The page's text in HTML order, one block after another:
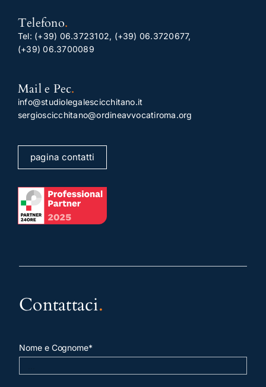
Telefono.
Tel: (+39) 06.3723102, (+39) 06.3720677,
(+39) 06.3700089
Mail e Pec.
info@studiolegalescicchitano.it
sergioscicchitano@ordineavvocatiroma.org
pagina contatti
Contattaci.
Nome e Cognome*